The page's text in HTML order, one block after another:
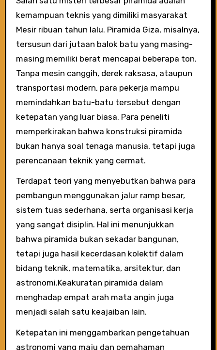
kemampuan teknis yang dimiliki masyarakat
Mesir ribuan tahun lalu. Piramida Giza, misalnya,
tersusun dari jutaan balok batu yang masing-
masing memiliki berat mencapai beberapa ton.
Tanpa mesin canggih, derek raksasa, ataupun
transportasi modern, para pekerja mampu
memindahkan batu-batu tersebut dengan
ketepatan yang luar biasa. Para peneliti
memperkirakan bahwa konstruksi piramida
bukan hanya soal tenaga manusia, tetapi juga
perencanaan teknik yang cermat.
Terdapat teori yang menyebutkan bahwa para
pembangun menggunakan jalur ramp besar,
sistem tuas sederhana, serta organisasi kerja
yang sangat disiplin. Hal ini menunjukkan
bahwa piramida bukan sekadar bangunan,
tetapi juga hasil kecerdasan kolektif dalam
bidang teknik, matematika, arsitektur, dan
astronomi.Keakuratan piramida dalam
menghadap empat arah mata angin juga
menjadi salah satu keajaiban lain.
Ketepatan ini menggambarkan pengetahuan
astronomi yang maju dan pemahaman